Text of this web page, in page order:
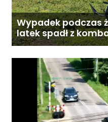
Wypadek podczas
latek spadł z